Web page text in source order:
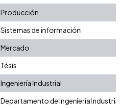
Producción
Sistemas de información
Mercado
Tésis
Ingeniería Industrial
Departamento de Ingeniería Industrial